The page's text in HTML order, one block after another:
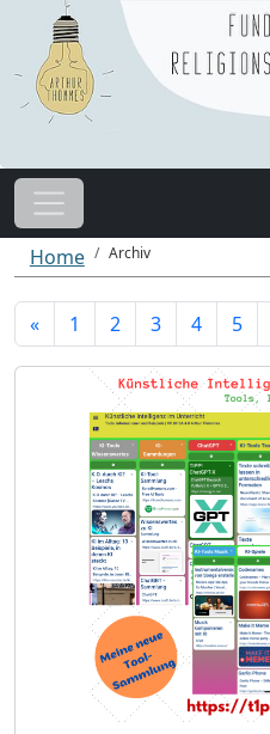
Home Archiv
« 1 2 3 4 5